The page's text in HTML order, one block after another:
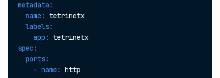
metadata :
name :
tetrinetx
labels:
app :
spec :
ports:
- name :
http